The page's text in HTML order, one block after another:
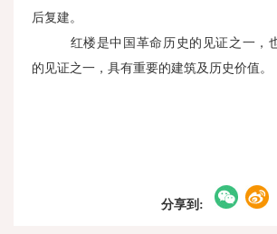
后复建。
红楼是中国革命历史的见证之一，
的见证之一，具有重要的建筑及历史价值。
分享到: